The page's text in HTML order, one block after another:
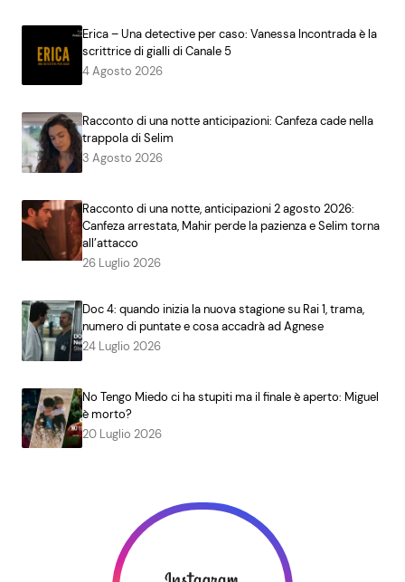
Erica – Una detective per caso: Vanessa Incontrada è la
scrittrice di gialli di Canale 5
4 Agosto 2026
Racconto di una notte anticipazioni: Canfeza cade nella
trappola di Selim
3 Agosto 2026
Racconto di una notte, anticipazioni 2 agosto 2026:
Canfeza arrestata, Mahir perde la pazienza e Selim torna
all’attacco
26 Luglio 2026
Doc 4: quando inizia la nuova stagione su Rai 1, trama,
numero di puntate e cosa accadrà ad Agnese
24 Luglio 2026
No Tengo Miedo ci ha stupiti ma il finale è aperto: Miguel
è morto?
20 Luglio 2026